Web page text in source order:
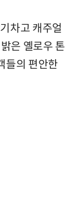
차고 캐주얼
은 옐로우 톤
들의 편안한